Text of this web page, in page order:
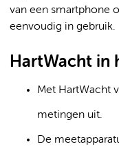
van een smartphone
eenvoudig in gebruik.
HartWacht in
Met HartWacht
metingen uit.
De